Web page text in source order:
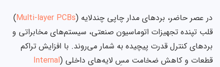
در عصر حاضر، بردهای مدار چاپی چندلایه (Multi-layer PCBs
)
قلب تپنده تجهیزات اتوماسیون صنعتی، سیستم‌های مخابراتی و
بردهای کنترل قدرت پیچیده به شمار می‌روند. با افزایش تراکم
قطعات و کاهش ضخامت مسِ لایه‌های داخلی (Internal